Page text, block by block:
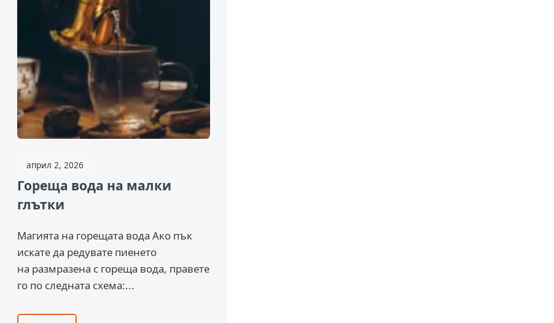
април 2, 2026
Гореща вода на малки
глътки
Магията на горещата вода Ако пък
искате да редувате пиенето
на размразена с гореща вода, правете
го по следната схема:...